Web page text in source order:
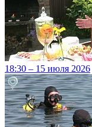
18:30 – 15 июля 2026